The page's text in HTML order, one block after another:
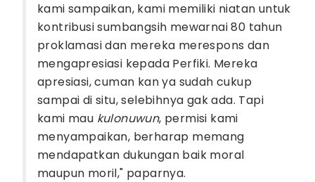
kami sampaikan, kami memiliki niatan untuk
kontribusi sumbangsih mewarnai 80 tahun
proklamasi dan mereka merespons dan
mengapresiasi kepada Perfiki. Mereka
apresiasi, cuman kan ya sudah cukup
sampai di situ, selebihnya gak ada. Tapi
kami mau kulonuwun, permisi kami
menyampaikan, berharap memang
mendapatkan dukungan baik moral
maupun moril," paparnya.